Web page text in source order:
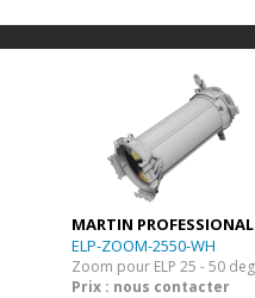
MARTIN PROFESSIONAL
ELP-ZOOM-2550-WH
Prix : nous contacter